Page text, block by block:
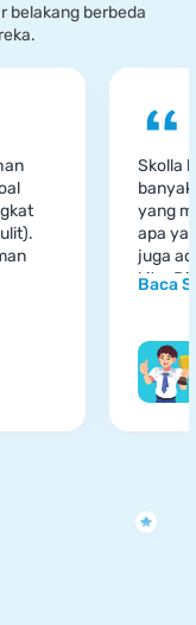
belakang berbeda
Skolla
yang
apa
juga
kita. Di
Skolla.
papan
Baca